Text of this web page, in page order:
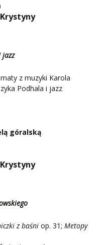
jazz
z muzyki Karola
Podhala i jazz
góralską
z baśni op. 31; Metopy